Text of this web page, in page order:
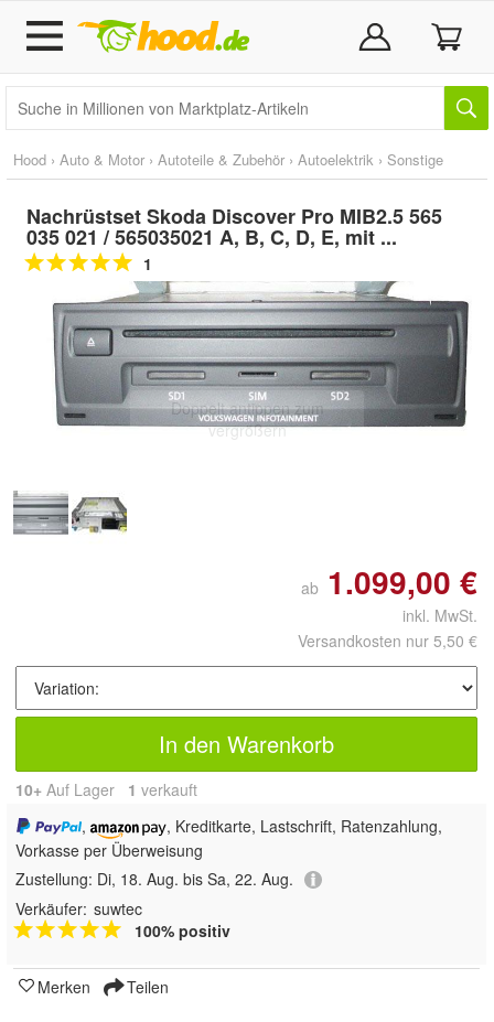
Hood › Auto & Motor › Autoteile & Zubehör › Autoelektrik › Sonstige
Nachrüstset Skoda Discover Pro MIB2.5 565
035 021 / 565035021 A, B, C, D, E, mit ...
1
Doppelt antippen zum
vergrößern
ab 1.099,00 €
inkl. MwSt.
Versandkosten nur 5,50 €
In den Warenkorb
10+ Auf Lager 1 verkauft
,
, Kreditkarte, Lastschrift, Ratenzahlung,
Vorkasse per Überweisung
Zustellung: Di, 18. Aug. bis Sa, 22. Aug.
Verkäufer: suwtec
100% positiv
Merken Teilen